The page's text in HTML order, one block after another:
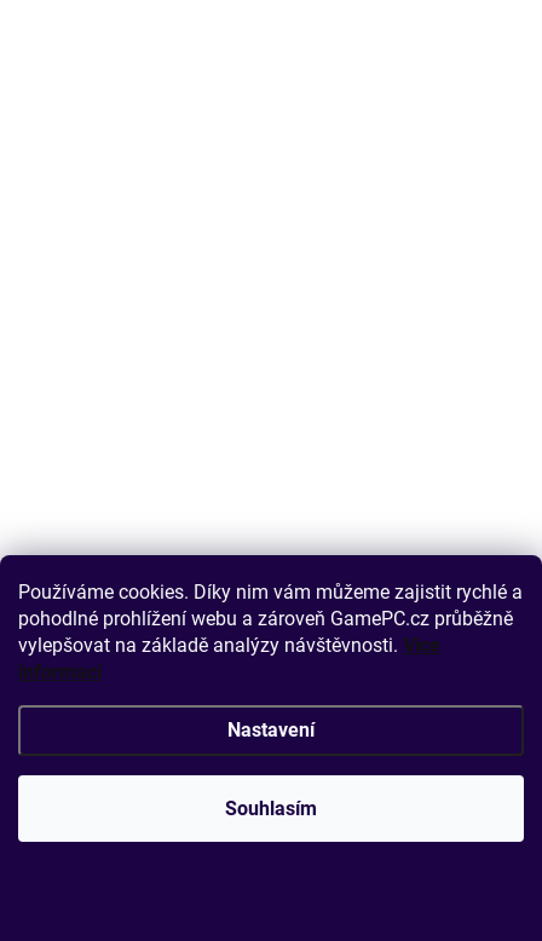
Používáme cookies. Díky nim vám můžeme zajistit rychlé a
pohodlné prohlížení webu a zároveň GamePC.cz průběžně
vylepšovat na základě analýzy návštěvnosti. Více
informací
Nastavení
Souhlasím